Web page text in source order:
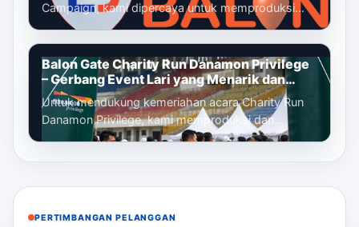
Campaign, kami dipercaya untuk memproduksi
dan memasang balon gate custom yang menjadi
identi...
Balon Gate Charity Run Danamon Privilege
– Gerbang Event Lari yang Menarik dan
Profesional
Untuk mendukung kemeriahan acara Charity Run
Danamon Privilege, kami memproduksi dan
memasang balon gate custom sebagai gerbang
PERTIMBANGAN PELANGGAN